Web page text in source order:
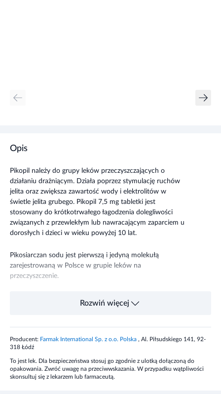
Opis
Pikopil należy do grupy leków przeczyszczających o
działaniu drażniącym. Działa poprzez stymulację ruchów
jelita oraz zwiększa zawartość wody i elektrolitów w
świetle jelita grubego. Pikopil 7,5 mg tabletki jest
stosowany do krótkotrwałego łagodzenia dolegliwości
związanych z przewlekłym lub nawracającym zaparciem u
dorosłych i dzieci w wieku powyżej 10 lat.
Pikosiarczan sodu jest pierwszą i jedyną molekułą
zarejestrowaną w Polsce w grupie leków na
przeczyszczenie.
bezwodnego pikosiarczanu sodu. Pozostałe składniki:
żelowana kukurydziana, krzemionka koloidalna bezwodna,
stearynian magnezu.
Rozwiń więcej
Producent: Farmak International Sp. z o.o. Polska , Al. Piłsudskiego 141, 92-
318 Łódź
To jest lek. Dla bezpieczeństwa stosuj go zgodnie z ulotką dołączoną do
opakowania. Zwróć uwagę na przeciwwskazania. W przypadku wątpliwości
skonsultuj się z lekarzem lub farmaceutą.